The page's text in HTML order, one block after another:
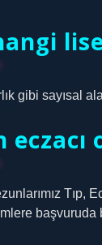
gibi sayısal
Tıp,
başvuruda